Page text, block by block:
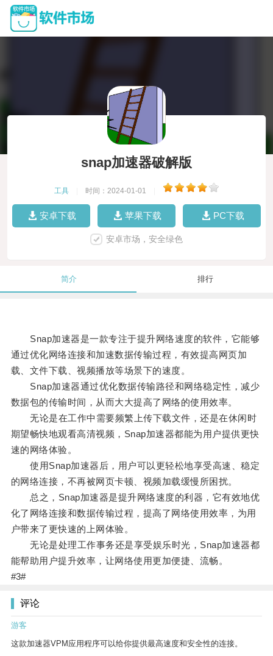
snap加速器破解版
工具 时间：2024-01-01
安卓下载 苹果下载 PC下载
安卓市场，安全绿色
简介 排行
Snap加速器是一款专注于提升网络速度的软件，它能够
通过优化网络连接和加速数据传输过程，有效提高网页加
载、文件下载、视频播放等场景下的速度。
Snap加速器通过优化数据传输路径和网络稳定性，减少
数据包的传输时间，从而大大提高了网络的使用效率。
无论是在工作中需要频繁上传下载文件，还是在休闲时
期望畅快地观看高清视频，Snap加速器都能为用户提供更快
速的网络体验。
使用Snap加速器后，用户可以更轻松地享受高速、稳定
的网络连接，不再被网页卡顿、视频加载缓慢所困扰。
总之，Snap加速器是提升网络速度的利器，它有效地优
化了网络连接和数据传输过程，提高了网络使用效率，为用
户带来了更快速的上网体验。
无论是处理工作事务还是享受娱乐时光，Snap加速器都
能帮助用户提升效率，让网络使用更加便捷、流畅。
#3#
评论
游客
这款加速器VPM应用程序可以给你提供最高速度和安全性的连接。